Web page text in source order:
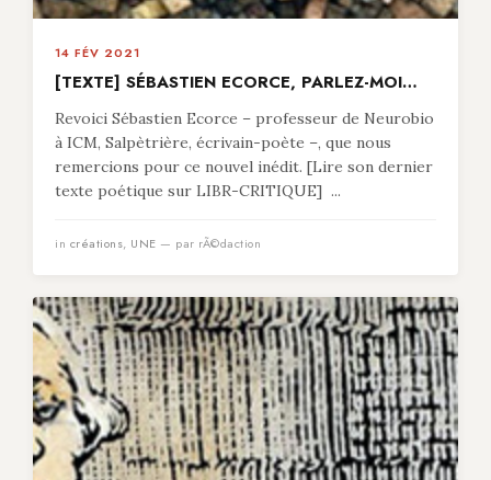
14 FÉV 2021
[TEXTE] SÉBASTIEN ECORCE, PARLEZ-MOI…
Revoici Sébastien Ecorce – professeur de Neurobio
à ICM, Salpètrière, écrivain-poète –, que nous
remercions pour ce nouvel inédit. [Lire son dernier
texte poétique sur LIBR-CRITIQUE] ...
in créations, UNE — par rÃ©daction